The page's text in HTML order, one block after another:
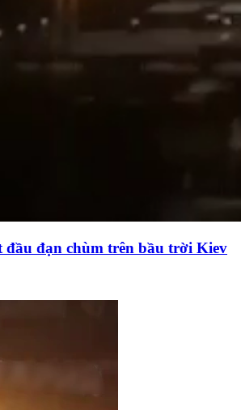
đạn chùm trên bầu trời Kiev